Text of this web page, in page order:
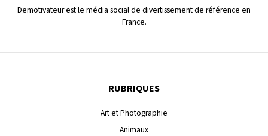
Demotivateur est le média social de divertissement de référence en
France.
RUBRIQUES
Art et Photographie
Animaux